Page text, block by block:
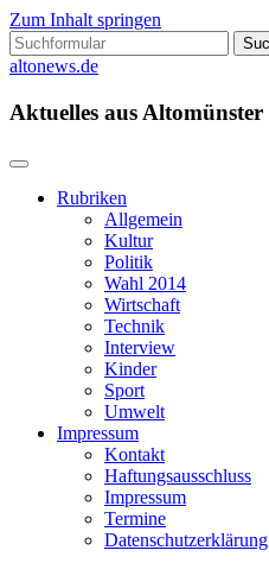
Zum Inhalt springen
Suchen
nach:
altonews.de
Aktuelles aus Altomünster
Rubriken
Allgemein
Kultur
Politik
Wahl 2014
Wirtschaft
Technik
Interview
Kinder
Sport
Umwelt
Impressum
Kontakt
Haftungsausschluss
Impressum
Termine
Datenschutzerklärung